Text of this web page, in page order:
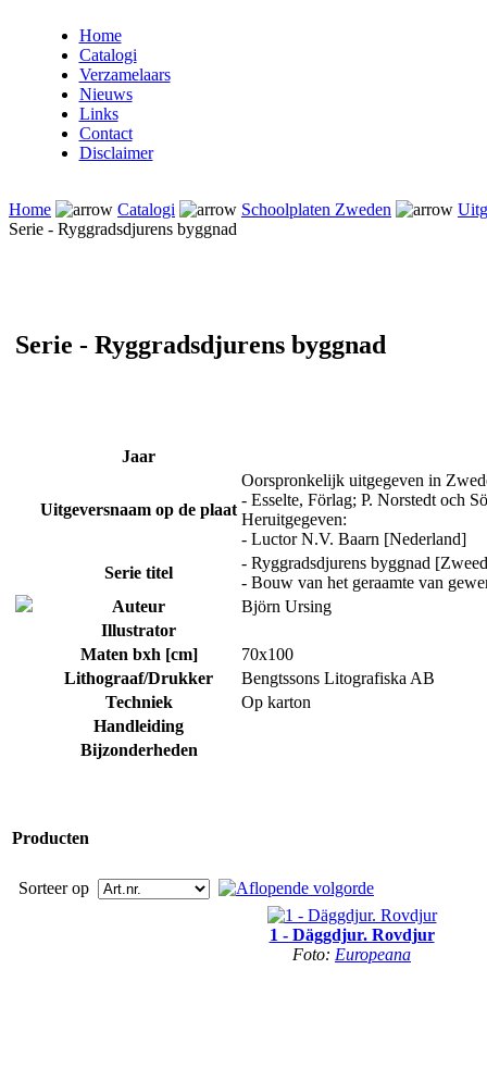
Home
Catalogi
Verzamelaars
Nieuws
Links
Contact
Disclaimer
Home Catalogi Schoolplaten Zweden
Serie - Ryggradsdjurens byggnad
Serie - Ryggradsdjurens byggnad
Jaar
Uitgeversnaam op de plaat
Oorspronkelijk uitgegeven in
- Esselte, Förlag; P. Norstedt och
Heruitgegeven:
- Luctor N.V. Baarn [Nederland]
Serie titel
- Ryggradsdjurens byggnad
- Bouw van het geraamte van
Auteur
Björn Ursing
Illustrator
Maten bxh [cm]
70x100
Lithograaf/Drukker
Bengtssons Litografiska AB
Techniek
Op karton
Handleiding
Bijzonderheden
Producten
Sorteer op
1 - Däggdjur. Rovdjur
Foto: Europeana